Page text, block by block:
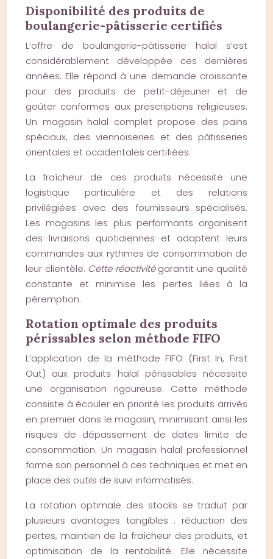
Disponibilité des produits de
boulangerie-pâtisserie certifiés
L’offre de boulangerie-pâtisserie halal s’est
considérablement développée ces dernières
années. Elle répond à une demande croissante
pour des produits de petit-déjeuner et de
goûter conformes aux prescriptions religieuses.
Un magasin halal complet propose des pains
spéciaux, des viennoiseries et des pâtisseries
orientales et occidentales certifiées.
La fraîcheur de ces produits nécessite une
logistique particulière et des relations
privilégiées avec des fournisseurs spécialisés.
Les magasins les plus performants organisent
des livraisons quotidiennes et adaptent leurs
commandes aux rythmes de consommation de
leur clientèle. Cette réactivitégarantit une qualité
constante et minimise les pertes liées à la
péremption.
Rotation optimale des produits
périssables selon méthode FIFO
L’application de la méthode FIFO (First In, First
Out) aux produits halal périssables nécessite
une organisation rigoureuse. Cette méthode
consiste à écouler en priorité les produits arrivés
en premier dans le magasin, minimisant ainsi les
risques de dépassement de dates limite de
consommation. Un magasin halal professionnel
forme son personnel à ces techniques et met en
place des outils de suivi informatisés.
La rotation optimale des stocks se traduit par
plusieurs avantages tangibles : réduction des
pertes, maintien de la fraîcheur des produits, et
optimisation de la rentabilité. Elle nécessite